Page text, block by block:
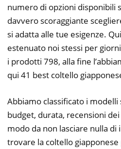
numero di opzioni disponibili
davvero scoraggiante
si adatta alle tue esigenze.
estenuato noi stessi per
i prodotti 798, alla fine
qui 41 best coltello
Abbiamo classificato i
budget, durata, recensioni
modo da non lasciare nulla
trovare la coltello